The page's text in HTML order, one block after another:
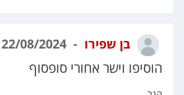
בן שפירו
הוסיפו וישר אחורי סופסוף